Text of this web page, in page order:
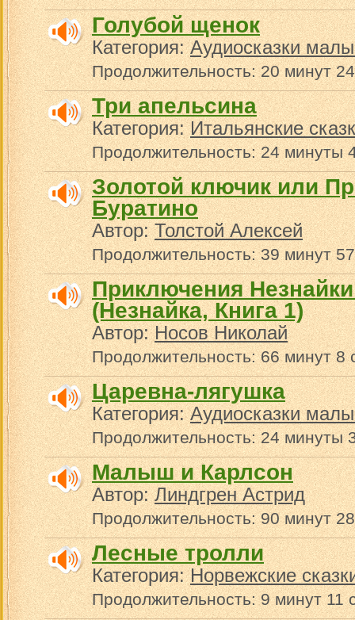
Голубой щенок
Категория:Аудиосказки
Продолжительность: 20 минут
Три апельсина
Категория:Итальянские
Продолжительность: 24 минуты
Золотой ключик или
Буратино
Автор:Толстой Алексей
Продолжительность: 39 минут
Приключения
(Незнайка, Книга 1)
Автор:Носов Николай
Продолжительность: 66 минут 8
Царевна-лягушка
Категория:Аудиосказки
Продолжительность: 24 минуты
Малыш и Карлсон
Автор:Линдгрен Астрид
Продолжительность: 90 минут
Лесные тролли
Категория:Норвежские
Продолжительность: 9 минут 11